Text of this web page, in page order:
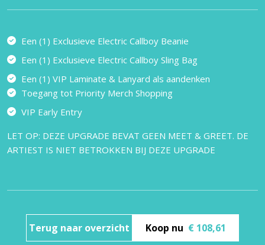
Een (1) Exclusieve Electric Callboy Beanie
Een (1) Exclusieve Electric Callboy Sling Bag
Een (1) VIP Laminate & Lanyard als aandenken
Toegang tot Priority Merch Shopping
VIP Early Entry
LET OP: DEZE UPGRADE BEVAT GEEN MEET & GREET. DE
ARTIEST IS NIET BETROKKEN BIJ DEZE UPGRADE
Terug naar overzicht Koop nu € 108,61